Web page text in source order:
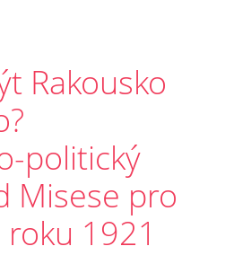
Rakousko
politický
Misese pro
roku 1921